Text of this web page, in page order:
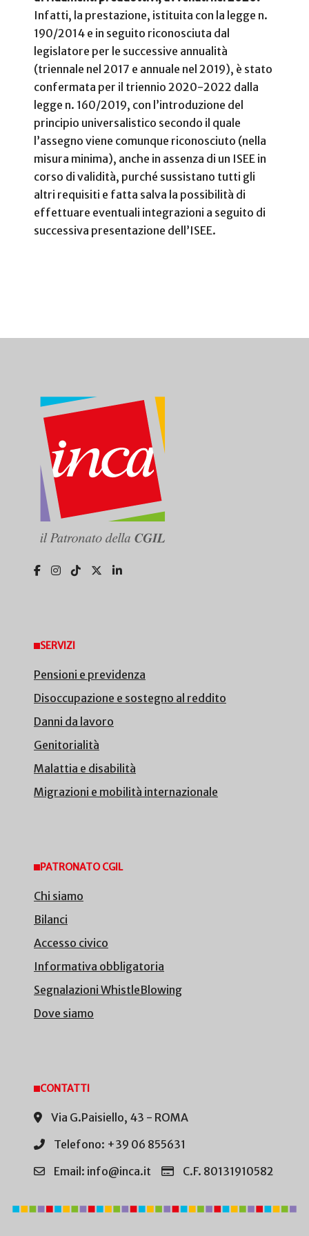
Infatti, la prestazione, istituita con la legge n.
190/2014 e in seguito riconosciuta dal
legislatore per le successive annualità
(triennale nel 2017 e annuale nel 2019), è stato
confermata per il triennio 2020-2022 dalla
legge n. 160/2019, con l’introduzione del
principio universalistico secondo il quale
l’assegno viene comunque riconosciuto (nella
misura minima), anche in assenza di un ISEE in
corso di validità, purché sussistano tutti gli
altri requisiti e fatta salva la possibilità di
effettuare eventuali integrazioni a seguito di
successiva presentazione dell’ISEE.
SERVIZI
Pensioni e previdenza
Disoccupazione e sostegno al reddito
Danni da lavoro
Genitorialità
Malattia e disabilità
Migrazioni e mobilità internazionale
PATRONATO CGIL
Chi siamo
Bilanci
Accesso civico
Informativa obbligatoria
Segnalazioni WhistleBlowing
Dove siamo
CONTATTI
Via G.Paisiello, 43 - ROMA
Telefono: +39 06 855631
Email: info@inca.it
C.F. 80131910582